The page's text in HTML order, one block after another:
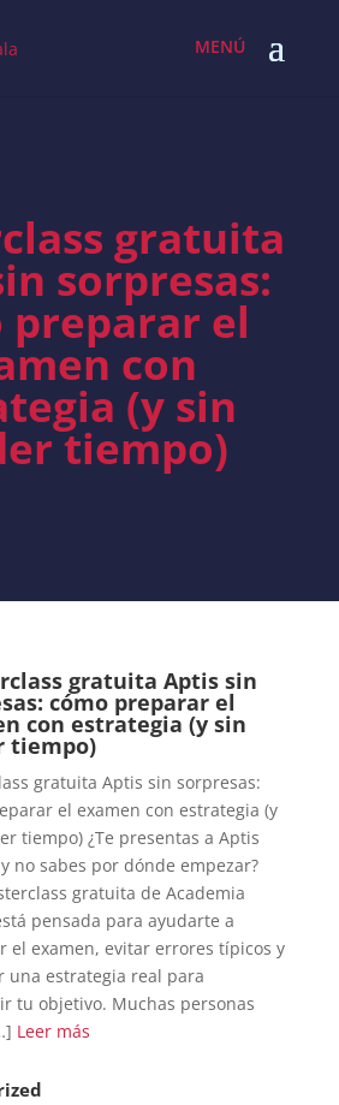
gratuita
sorpresas:
preparar el
con
(y sin
tiempo)
gratuita Aptis sin
cómo preparar el
con estrategia (y sin
tiempo)
gratuita Aptis sin sorpresas:
el examen con estrategia (y
tiempo) ¿Te presentas a Aptis
no sabes por dónde empezar?
gratuita de Academia
pensada para ayudarte a
el examen, evitar errores típicos y
una estrategia real para
tu objetivo. Muchas personas
Leer más